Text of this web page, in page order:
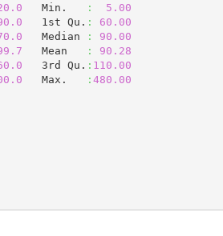
   Min.
:
5.00
   1st Qu.
:
60.00
   Median
:
90.00
   Mean
:
90.28
   3rd Qu.
: 110.00
   Max.
: 480.00